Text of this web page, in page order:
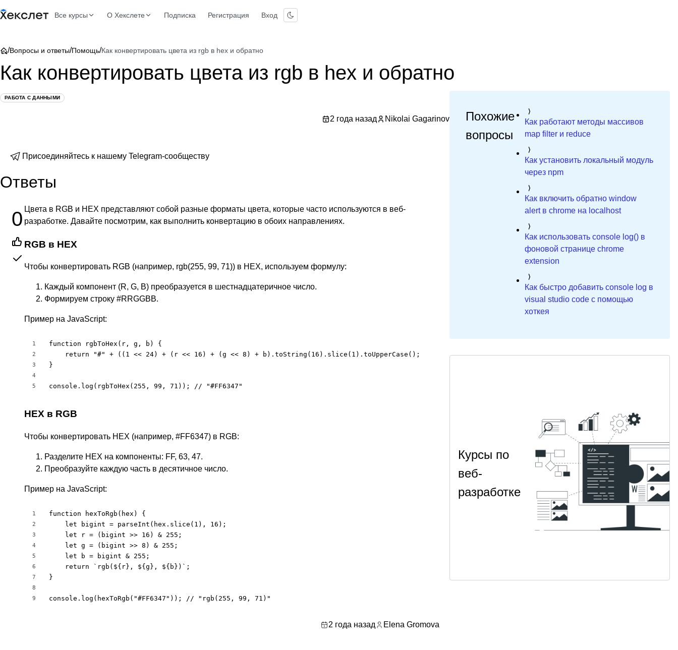
Все курсы О Хекслете Подписка Регистрация Вход
/Вопросы и ответы/Помощь/Как конвертировать цвета из rgb в hex и обратно
Как конвертировать цвета из rgb в hex и обратно
РАБОТА С ДАННЫМИ
2 года назад Nikolai Gagarinov
Присоединяйтесь к нашему Telegram-сообществу
Ответы
0 Цвета в RGB и HEX представляют собой разные форматы цвета, которые часто используются в веб-
разработке. Давайте посмотрим, как выполнить конвертацию в обоих направлениях.
RGB в HEX
Чтобы конвертировать RGB (например, rgb(255, 99, 71)) в HEX, используем формулу:
Каждый компонент (R, G, B) преобразуется в шестнадцатеричное число.
Формируем строку #RRGGBB.
Пример на JavaScript:
1
2
3
4
5
function rgbToHex(r, g, b) {
    return "#" + ((1 << 24) + (r << 16) + (g << 8) + b).toString(16).slice(1).toUpperCase();
}
console.log(rgbToHex(255, 99, 71)); // "#FF6347"
HEX в RGB
Чтобы конвертировать HEX (например, #FF6347) в RGB:
Разделите HEX на компоненты: FF, 63, 47.
Преобразуйте каждую часть в десятичное число.
Пример на JavaScript:
1
2
3
4
5
6
7
8
9
function hexToRgb(hex) {
    let bigint = parseInt(hex.slice(1), 16);
    let r = (bigint >> 16) & 255;
    let g = (bigint >> 8) & 255;
    let b = bigint & 255;
    return `rgb(${r}, ${g}, ${b})`;
}
console.log(hexToRgb("#FF6347")); // "rgb(255, 99, 71)"
2 года назад Elena Gromova
Похожие
вопросы
Как работают методы массивов
map filter и reduce
Как установить локальный модуль
через npm
Как включить обратно window
alert в chrome на localhost
Как использовать console log() в
фоновой странице chrome
extension
Как быстро добавить console log в
visual studio code с помощью
хоткея
Курсы по
веб-
разработке